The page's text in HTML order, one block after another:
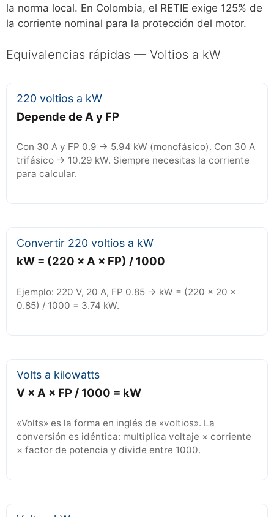
la norma local. En Colombia, el RETIE exige 125% de
la corriente nominal para la protección del motor.
Equivalencias rápidas — Voltios a kW
220 voltios a kW
Depende de A y FP
Con 30 A y FP 0.9 → 5.94 kW (monofásico). Con 30 A
trifásico → 10.29 kW. Siempre necesitas la corriente
para calcular.
Convertir 220 voltios a kW
kW = (220 × A × FP) / 1000
Ejemplo: 220 V, 20 A, FP 0.85 → kW = (220 × 20 ×
0.85) / 1000 = 3.74 kW.
Volts a kilowatts
V × A × FP / 1000 = kW
«Volts» es la forma en inglés de «voltios». La
conversión es idéntica: multiplica voltaje × corriente
× factor de potencia y divide entre 1000.